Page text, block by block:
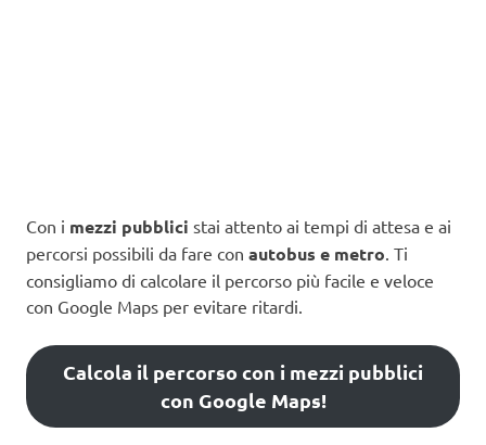
Con i mezzi pubblici stai attento ai tempi di attesa e ai
percorsi possibili da fare con autobus e metro. Ti
consigliamo di calcolare il percorso più facile e veloce
con Google Maps per evitare ritardi.
Calcola il percorso con i mezzi pubblici
con Google Maps!